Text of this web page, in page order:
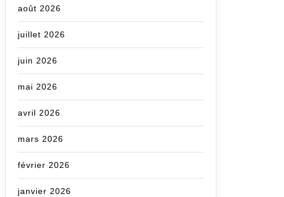
août 2026
juillet 2026
juin 2026
mai 2026
avril 2026
mars 2026
février 2026
janvier 2026